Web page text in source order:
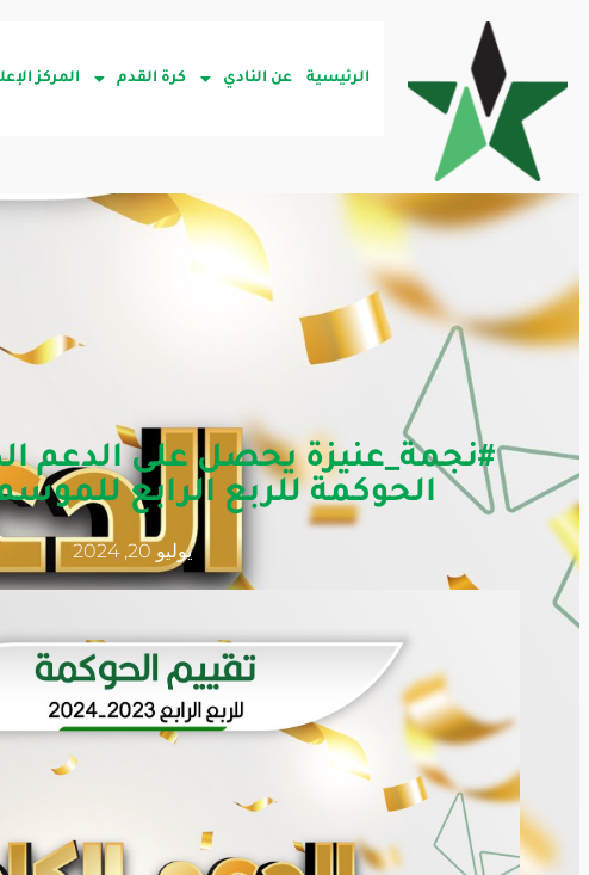
الرئيسية عن النادي كرة القدم المركز
#نجمة_عنيزة يحصل على الدعم
الحوكمة للربع الرابع للموسم 2024-
يوليو 20, 2024